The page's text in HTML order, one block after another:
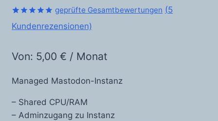
Bewertet
mit5.00
auf
4
Kundenbewertungen
geprüfte Gesamtbewertungen (5
Kundenrezensionen)
Von: 5,00 € / Monat
Managed Mastodon-Instanz
– Shared CPU/RAM
– Adminzugang zu Instanz